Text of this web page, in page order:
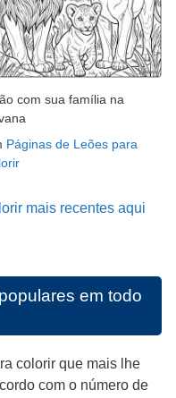
com sua família na
Páginas de Leões para
mais recentes aqui
em todo
colorir que mais lhe
com o número de